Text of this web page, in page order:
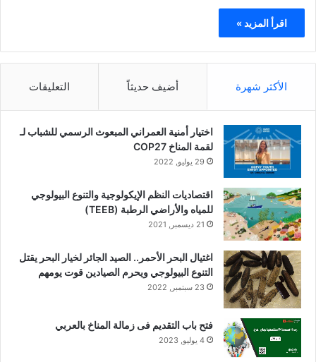
اقرأ المزيد »
الأكثر شهرة أضيف حديثاً التعليقات
اختيار أمنية العمراني المبعوث الرسمي للشباب لـ
لقمة المناخ COP27
29 يوليو, 2022
اقتصاديات النظم الإيكولوجية والتنوع البيولوجي
للمياه والأراضي الرطبة (TEEB)
21 ديسمبر, 2021
اغتيال البحر الأحمر.. الصيد الجائر لخيار البحر يقتل
التنوع البيولوجي ويحرم الصيادين قوت يومهم
23 سبتمبر, 2022
فتح باب التقديم فى زمالة المناخ بالعربي
4 يوليو, 2023